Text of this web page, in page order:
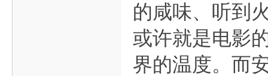
的咸味、听到
或许就是电影
界的温度。而